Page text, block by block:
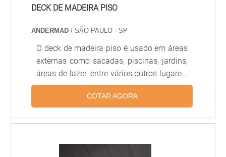
DECK DE MADEIRA PISO
ANDERMAD / SÃO PAULO - SP
O deck de madeira piso é usado em áreas
externas como sacadas, piscinas, jardins,
áreas de lazer, entre vários outros lugares.
Esse revestimento oferece alta qualidade,
como a madeira de ipê, jatobá ou cumaru
resistência.Características deck de
COTAR AGORA